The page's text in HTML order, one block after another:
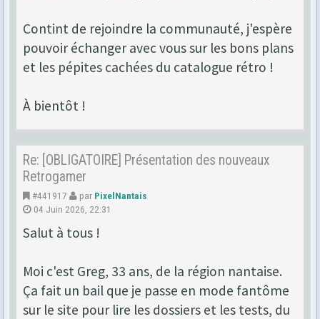
Contint de rejoindre la communauté, j'espère
pouvoir échanger avec vous sur les bons plans
et les pépites cachées du catalogue rétro !
À bientôt !
Re: [OBLIGATOIRE] Présentation des nouveaux
Retrogamer
#441917 par PixelNantais
04 Juin 2026, 22:31
Salut à tous !
Moi c'est Greg, 33 ans, de la région nantaise.
Ça fait un bail que je passe en mode fantôme
sur le site pour lire les dossiers et les tests, du